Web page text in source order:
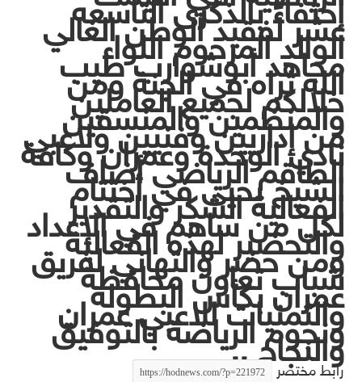
إحتفاءً بالذكرى التاسعه
عشر لفقيد الوطن الغالي
الوالد المرحوم اللواء
مجاهد أبوشوارب طيب
الله ثراه في الجنة ومن
خلالكم لجميع العاملين
والمنظمين والمنسقين
من إداريين وفنيين ولاعبي
نادي الوحدة وعمران وكافة
الطاقم الرياضي أضاف
الشيخ يحيى في أختتام
الفعالية الشكر والتقدير
لكل من ساهم في الإعداد
والتحضير لهذه الفعالية
ومن حضر والتهاني لفريق
شباب تعاون محافظة
عمران بكأس البطوله
والتمنيات للاعبي عمران
ونجوم الرياضة بالتوفيق
والنجاح ..
رابط مختصر